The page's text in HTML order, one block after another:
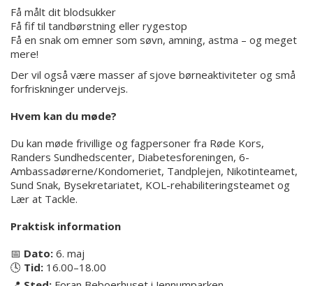
Få målt dit blodsukker
Få fif til tandbørstning eller rygestop
Få en snak om emner som søvn, amning, astma – og meget
mere!
Der vil også være masser af sjove børneaktiviteter og små
forfriskninger undervejs.
Hvem kan du møde?
Du kan møde frivillige og fagpersoner fra Røde Kors,
Randers Sundhedscenter, Diabetesforeningen, 6-
Ambassadørerne/Kondomeriet, Tandplejen, Nikotinteamet,
Sund Snak, Bysekretariatet, KOL-rehabiliteringsteamet og
Lær at Tackle.
Praktisk information
📅 Dato: 6. maj
🕓 Tid: 16.00–18.00